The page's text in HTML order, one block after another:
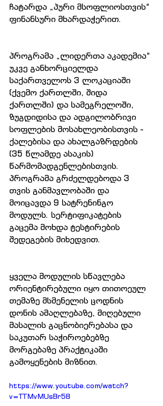
ჩატარდა „პური მსოფლიოსთვის“
ფინანსური მხარდაჭერით.
პროგრამა „ლიდერთა აკადემია“
უკვე განხორციელდა
საქართველოს 3 ლოკაციაში
(ქვემო ქართლში, შიდა
ქართლში) და სამეგრელოში,
ზუგდიდისა და ადგილობრივი
სოფლების მოსახლეობისთვის -
ქალებისა და ახალგაზრდების
(35 წლამდე ასაკის)
წარმომადგენლებისთვის.
პროგრამა გრძელდებოდა 3
თვის განმავლობაში და
მოიცავდა 9 სატრენინგო
მოდულს. სერტიფიკატების
გაცემა მოხდა ტესტირების
შედეგების მიხედვით.
ყველა მოდულის სწავლება
ორიენტირებული იყო თითოეულ
თემაზე მსმენელის ცოდნის
დონის ამაღლებაზე, მიღებული
მასალის გაცნობიერებასა და
საკუთარ საჭიროებებზე
მორგებაზე პრაქტიკაში
გამოყენების მიზნით.
https://www.youtube.com/watch?
v=TTMvMUsBr58